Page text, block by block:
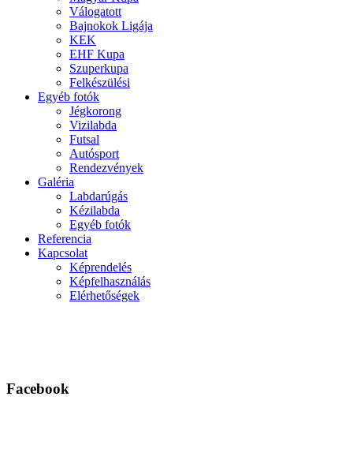
Válogatott
Bajnokok Ligája
KEK
EHF Kupa
Szuperkupa
Felkészülési
Egyéb fotók
Jégkorong
Vizilabda
Futsal
Autósport
Rendezvények
Galéria
Labdarúgás
Kézilabda
Egyéb fotók
Referencia
Kapcsolat
Képrendelés
Képfelhasználás
Elérhetőségek
Facebook